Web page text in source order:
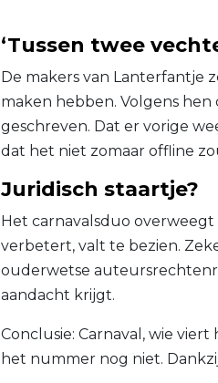
‘Tussen twee
De makers van Lanterfantje
maken hebben. Volgens
geschreven. Dat er vorige
dat het niet zomaar offline
Juridisch staartje?
Het carnavalsduo overweegt
verbetert, valt te bezien.
ouderwetse
aandacht krijgt.
Conclusie: Carnaval, wie
het nummer nog niet.